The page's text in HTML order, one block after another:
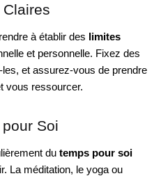
à établir des limites
et personnelle. Fixez des
et assurez-vous de prendre
vous ressourcer.
Soi
du temps pour soi
La méditation, le yoga ou